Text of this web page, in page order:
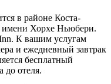
в районе Коста-
имени Хорхе Ньюбери.
К вашим услугам
и ежедневный завтрак
бесплатный
до отеля.